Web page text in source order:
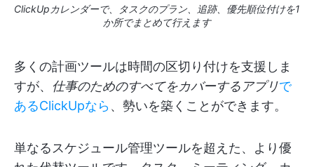
ClickUpカレンダーで、タスクのプラン、追跡、優先順位付けを1
か所でまとめて行えます
多くの計画ツールは時間の区切り付けを支援しま
すが、 仕事のためのすべてをカバーするアプリで
あるClickUpなら、勢いを築くことができます。
単なるスケジュール管理ツールを超えた、より優